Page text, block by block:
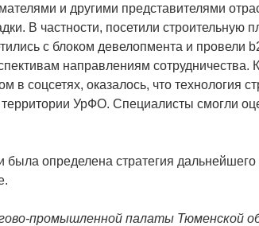
и другими представителями
В частности, посетили строительную
с блоком девелопмента и провели
направлениям сотрудничества.
в соцсетях, оказалось, что технология
УрФО. Специалисты смогли
была определена стратегия
промышленной палаты Тюменской